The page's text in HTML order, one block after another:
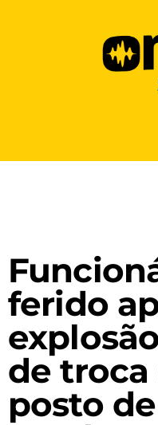
ferido
de troca
posto de